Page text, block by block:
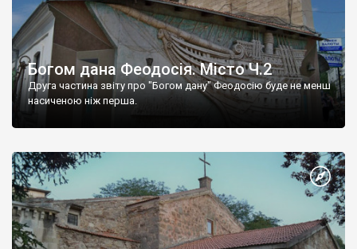
Богом дана Феодосія. Місто Ч.2
Друга частина звіту про "Богом дану" Феодосію буде не менш
насиченою ніж перша.